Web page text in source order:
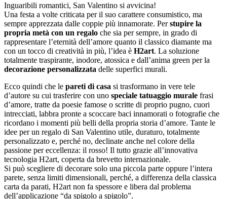
Inguaribili romantici, San Valentino si avvicina!
Una festa a volte criticata per il suo carattere consumistico, ma
sempre apprezzata dalle coppie più innamorate. Perstupire la
propria metà con un regalo che sia per sempre, in grado di
rappresentare l’eternità dell’amore quanto il classico diamante ma
con un tocco di creatività in più, l’idea è H2art. La soluzione
totalmente traspirante, inodore, atossica e dall’anima green per la
decorazione personalizzata delle superfici murali.
Ecco quindi che le pareti di casa si trasformano in vere tele
d’autore su cui trasferire con uno speciale tatuaggio murale frasi
d’amore, tratte da poesie famose o scritte di proprio pugno, cuori
intrecciati, labbra pronte a scoccare baci innamorati o fotografie che
ricordano i momenti più belli della propria storia d’amore. Tante le
idee per un regalo di San Valentino utile, duraturo, totalmente
personalizzato e, perché no, declinate anche nel colore della
passione per eccellenza: il rosso! Il tutto grazie all’innovativa
tecnologia H2art, coperta da brevetto internazionale.
Si può scegliere di decorare solo una piccola parte oppure l’intera
parete, senza limiti dimensionali, perché, a differenza della classica
carta da parati, H2art non fa spessore e libera dal problema
dell’applicazione “da spigolo a spigolo”.